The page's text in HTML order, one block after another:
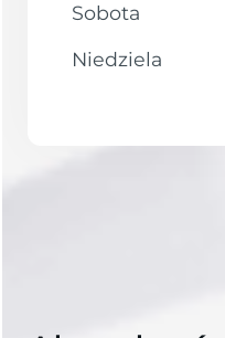
Sobota
Niedziela